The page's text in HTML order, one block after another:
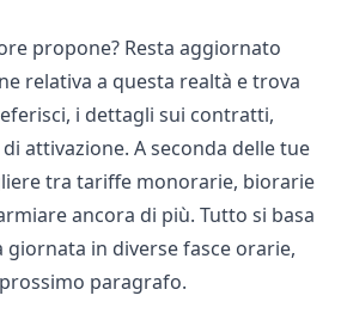
propone? Resta aggiornato
relativa a questa realtà e trova
i dettagli sui contratti,
attivazione. A seconda delle tue
tra tariffe monorarie, biorarie
ancora di più. Tutto si basa
giornata in diverse fasce orarie,
paragrafo.